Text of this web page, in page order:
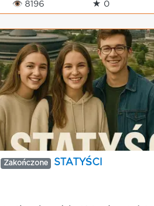
👁 8196 ★ 0
Zakończone STATYŚCI